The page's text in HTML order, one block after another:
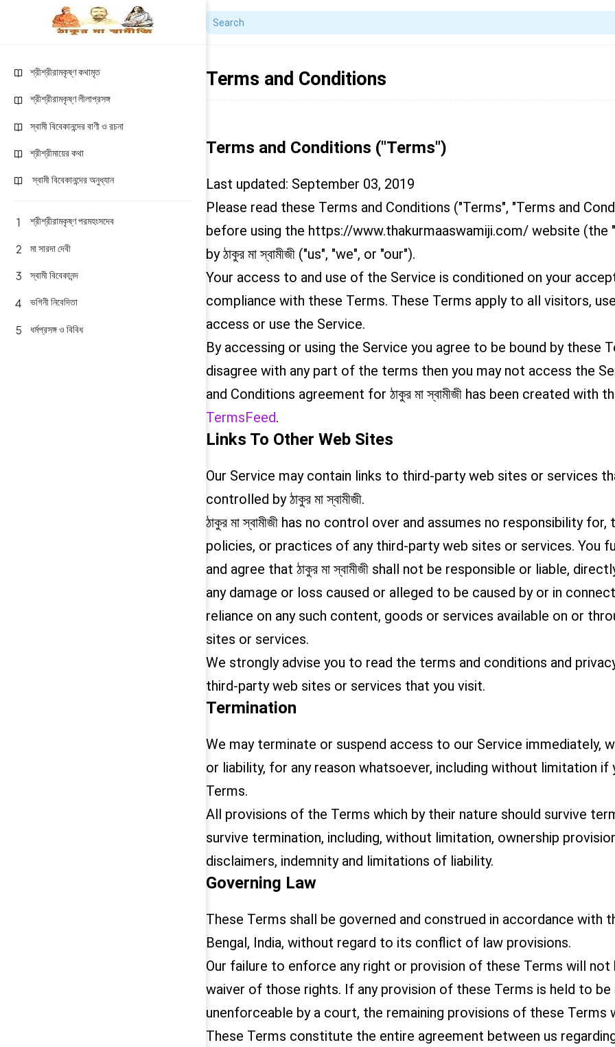
শ্রীশ্রীরামকৃষ্ণ কথামৃত
শ্রীশ্রীরামকৃষ্ণ লীলাপ্রসঙ্গ
স্বামী বিবেকানন্দের বাণী ও রচনা
শ্রীশ্রীমায়ের কথা
স্বামী বিবেকানন্দের অনুধ্যান
শ্রীশ্রীরামকৃষ্ণ পরমহংসদেব
মা সারদা দেবী
স্বামী বিবেকানন্দ
ভগিনী নিবেদিতা
ধর্মপ্রসঙ্গ ও বিবিধ
Terms and Conditions
Terms and Conditions ("Terms")
Last updated: September 03, 2019
Please read these Terms and Conditions ("Terms", "Terms and
before using the https://www.thakurmaaswamiji.com/ website (the
by ঠাকুর মা স্বামীজী ("us", "we", or "our").
Your access to and use of the Service is conditioned on your
compliance with these Terms. These Terms apply to all visitors,
access or use the Service.
By accessing or using the Service you agree to be bound by these
disagree with any part of the terms then you may not access the
and Conditions agreement for ঠাকুর মা স্বামীজী has been created with
TermsFeed.
Links To Other Web Sites
Our Service may contain links to third-party web sites or services
controlled by ঠাকুর মা স্বামীজী.
ঠাকুর মা স্বামীজী has no control over and assumes no responsibility
policies, or practices of any third-party web sites or services. You
and agree that ঠাকুর মা স্বামীজী shall not be responsible or liable,
any damage or loss caused or alleged to be caused by or in
reliance on any such content, goods or services available on or
sites or services.
We strongly advise you to read the terms and conditions and
third-party web sites or services that you visit.
Termination
We may terminate or suspend access to our Service immediately,
or liability, for any reason whatsoever, including without limitation if
Terms.
All provisions of the Terms which by their nature should survive
survive termination, including, without limitation, ownership
disclaimers, indemnity and limitations of liability.
Governing Law
These Terms shall be governed and construed in accordance with
Bengal, India, without regard to its conflict of law provisions.
Our failure to enforce any right or provision of these Terms will not
waiver of those rights. If any provision of these Terms is held to be
unenforceable by a court, the remaining provisions of these Terms
These Terms constitute the entire agreement between us